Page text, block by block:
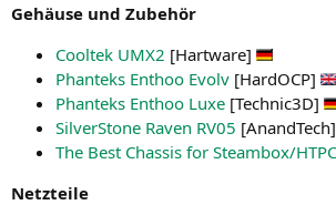
Gehäu­se und Zubehör
Cool­tek UMX2 [Hart­wa­re]
Phan­teks Enthoo Evolv [Har­dOCP]
Phan­teks Enthoo Luxe [Technic3D]
Sil­ver­Stone Raven RV05 [Anand­Tech]
The Best Chas­sis for Steambox/HTPC
Netz­tei­le